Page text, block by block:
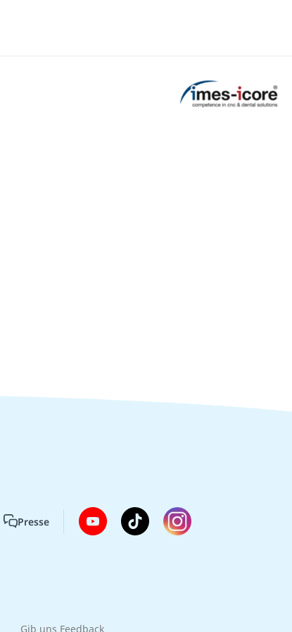
Presse
Gib uns Feedback